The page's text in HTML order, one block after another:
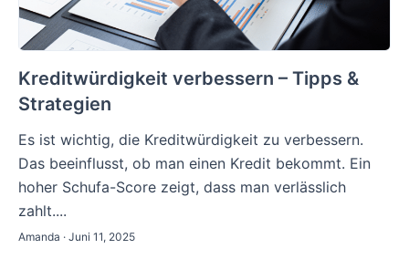
Kreditwürdigkeit verbessern – Tipps &
Strategien
Es ist wichtig, die Kreditwürdigkeit zu verbessern.
Das beeinflusst, ob man einen Kredit bekommt. Ein
hoher Schufa-Score zeigt, dass man verlässlich
zahlt....
Amanda · Juni 11, 2025